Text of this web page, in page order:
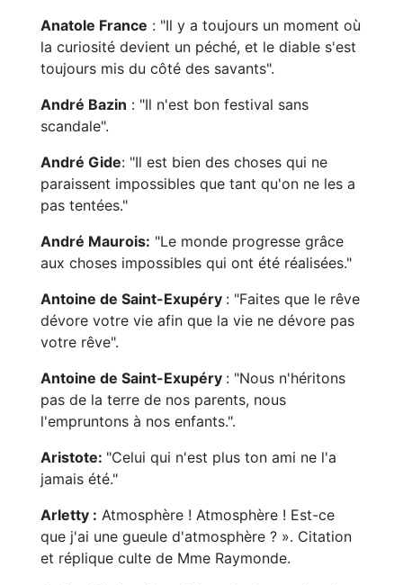
Anatole France : "Il y a toujours un moment où
la curiosité devient un péché, et le diable s'est
toujours mis du côté des savants".
André Bazin : "Il n'est bon festival sans
scandale".
André Gide: "Il est bien des choses qui ne
paraissent impossibles que tant qu'on ne les a
pas tentées."
André Maurois: "Le monde progresse grâce
aux choses impossibles qui ont été réalisées."
Antoine de Saint-Exupéry : "Faites que le rêve
dévore votre vie afin que la vie ne dévore pas
votre rêve".
Antoine de Saint-Exupéry : "Nous n'héritons
pas de la terre de nos parents, nous
l'empruntons à nos enfants.".
Aristote: "Celui qui n'est plus ton ami ne l'a
jamais été."
Arletty : Atmosphère ! Atmosphère ! Est-ce
que j'ai une gueule d'atmosphère ? ». Citation
et réplique culte de Mme Raymonde.